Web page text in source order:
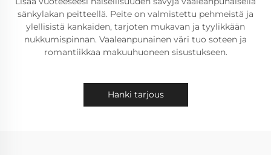
sänkylakan peitteellä. Peite on valmistettu pehmeistä ja
ylellisistä kankaiden, tarjoten mukavan ja tyylikkään
nukkumispinnan. Vaaleanpunainen väri tuo soteen ja
romantiikkaa makuuhuoneen sisustukseen.
Hanki tarjous